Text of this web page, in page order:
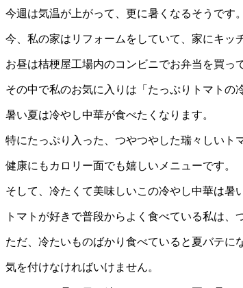
今週は気温が上がって、更に暑くなるそうです。
今、私の家はリフォームをしていて、家にキッ
お昼は桔梗屋工場内のコンビニでお弁当を買っ
その中で私のお気に入りは「たっぷりトマトの
暑い夏は冷やし中華が食べたくなります。
特にたっぷり入った、つやつやした瑞々しいト
健康にもカロリー面でも嬉しいメニューです。
そして、冷たくて美味しいこの冷やし中華は暑
トマトが好きで普段からよく食べている私は、
ただ、冷たいものばかり食べていると夏バテに
気を付けなければいけません。